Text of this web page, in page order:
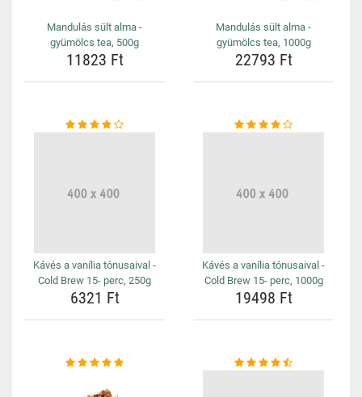
Mandulás sült alma -
gyümölcs tea, 500g
11823 Ft
Mandulás sült alma -
gyümölcs tea, 1000g
22793 Ft
Kávés a vanília tónusaival -
Cold Brew 15- perc, 250g
6321 Ft
Kávés a vanília tónusaival -
Cold Brew 15- perc, 1000g
19498 Ft